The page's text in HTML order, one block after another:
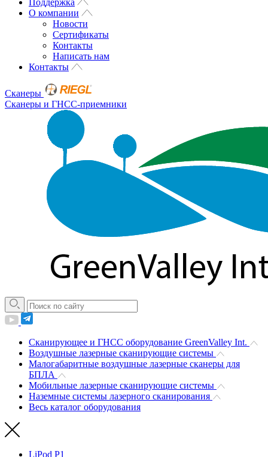
Поддержка
О компании
Новости
Сертификаты
Контакты
Написать нам
Контакты
Сканеры
Сканеры и ГНСС-приемники
Сканирующее и ГНСС оборудование GreenValley Int.
Воздушные лазерные сканирующие системы
Малогабаритные воздушные лазерные сканеры для
БПЛА
Мобильные лазерные сканирующие системы
Наземные системы лазерного сканирования
Весь каталог оборудования
LiPod P1